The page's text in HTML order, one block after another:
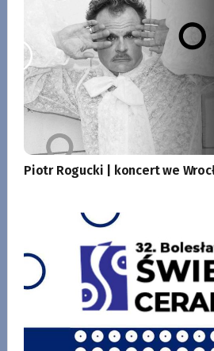
Piotr Rogucki | koncert we